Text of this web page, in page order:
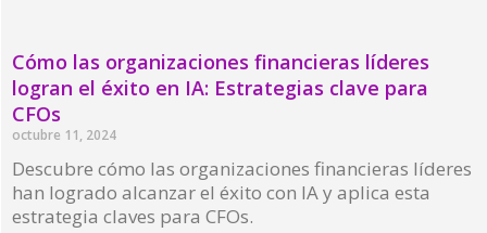
Cómo las organizaciones financieras líderes
logran el éxito en IA: Estrategias clave para
CFOs
octubre 11, 2024
Descubre cómo las organizaciones financieras líderes
han logrado alcanzar el éxito con IA y aplica esta
estrategia claves para CFOs.